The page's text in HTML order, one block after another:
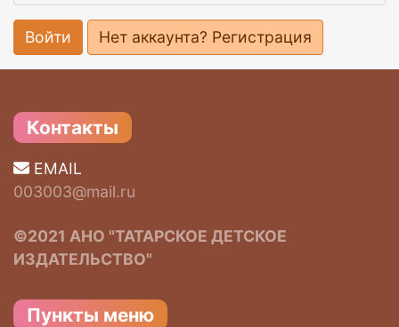
Войти Нет аккаунта? Регистрация
Контакты
EMAIL
003003@mail.ru
©2021 АНО "ТАТАРСКОЕ ДЕТСКОЕ
ИЗДАТЕЛЬСТВО"
Пункты меню